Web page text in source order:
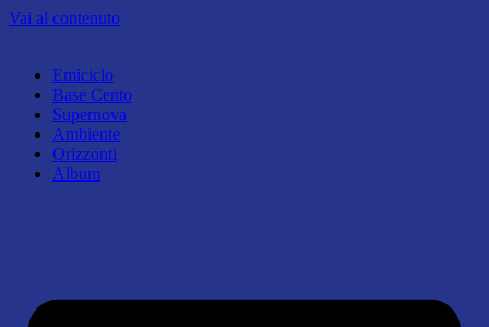
Vai al contenuto
Emiciclo
Base Cento
Supernova
Ambiente
Orizzonti
Album